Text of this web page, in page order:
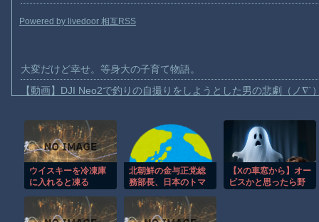
Powered by livedoor 相互RSS
大変だけど幸せ。等身大の子育て物語。
【動画】DJI Neo2で釣りの自撮りをしようとした男の悲劇（ノ∇`
お前らがメイドイン韓国で認めてるもの 「キムチ」あと3つは？
AmazonのアツさMax！心も踊る「マンガ毎週末セール（50%還
【動画】これはお見事。中国重慶市で珍しい事故が撮影される。
【動画】ロシア軍のドローンをネット発射装置で撃墜するウクラ
ウイスキーを冷凍庫
に入れると凍る
北朝鮮の金与正党総
務部長、日本のトマ
判…「軍事的選択
肢」警告！
【Xの車窓から】オー
ビスかと思ったら野